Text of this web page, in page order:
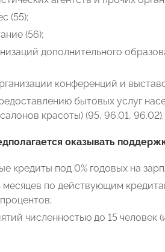
(55);
(56);
дополнительного
конференций и
бытовых услуг
красоты) (95, 96.01, 96.02).
оказывать
кредиты под 0% годовых на
по действующим
численностью до 15 человек